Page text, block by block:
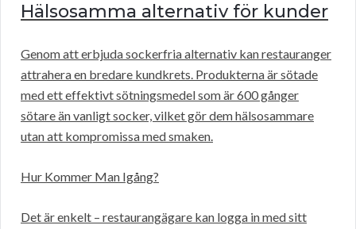
Hälsosamma alternativ för kunder
Genom att erbjuda sockerfria alternativ kan restauranger
attrahera en bredare kundkrets. Produkterna är sötade
med ett effektivt sötningsmedel som är 600 gånger
sötare än vanligt socker, vilket gör dem hälsosammare
utan att kompromissa med smaken.
Hur Kommer Man Igång?
Det är enkelt – restaurangägare kan logga in med sitt